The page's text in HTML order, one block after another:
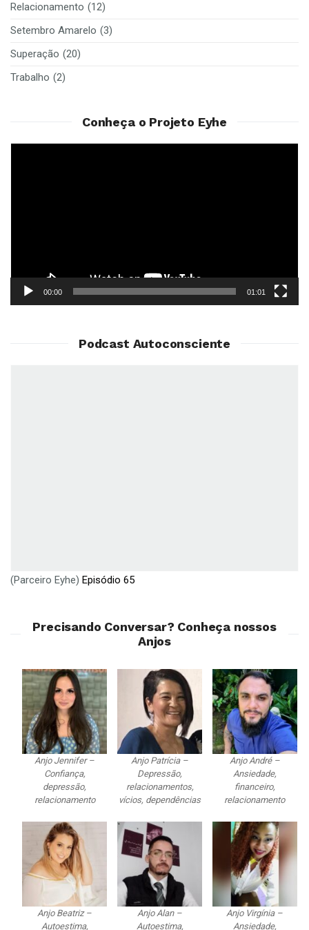
Relacionamento (12)
Setembro Amarelo (3)
Superação (20)
Trabalho (2)
Conheça o Projeto Eyhe
00:00 01:01
Podcast Autoconsciente
(Parceiro Eyhe) Episódio 65
Precisando Conversar? Conheça nossos
Anjos
Anjo Jennifer –
Confiança,
depressão,
relacionamento
Anjo Patrícia –
Depressão,
relacionamentos,
vícios, dependências
Anjo André –
Ansiedade,
financeiro,
relacionamento
Anjo Beatriz –
Autoestima,
Anjo Alan –
Autoestima,
Anjo Virgínia –
Ansiedade,